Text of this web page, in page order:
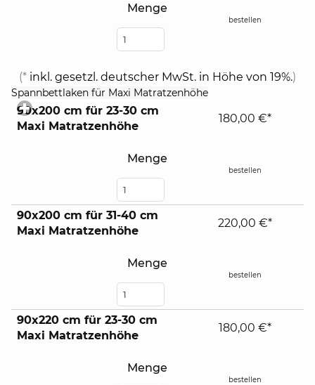
Menge
bestellen
(* inkl. gesetzl. deutscher MwSt. in Höhe von 19%.)
Spannbettlaken für Maxi Matratzenhöhe
expand
90x200 cm für 23-30 cm
Maxi Matratzenhöhe
Menge
180,00 €*
bestellen
90x200 cm für 31-40 cm
Maxi Matratzenhöhe
Menge
220,00 €*
bestellen
90x220 cm für 23-30 cm
Maxi Matratzenhöhe
Menge
180,00 €*
bestellen